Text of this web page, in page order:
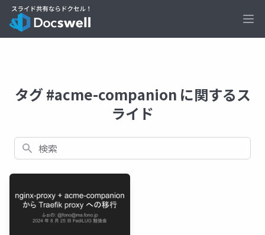
タグ #acme-companion に関するス
ライド
検索